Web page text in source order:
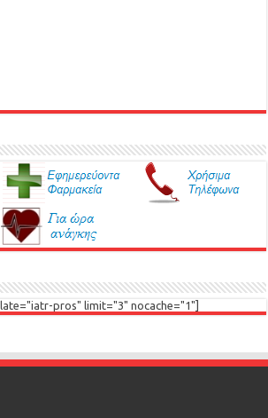
pros" limit="3" nocache="1"]